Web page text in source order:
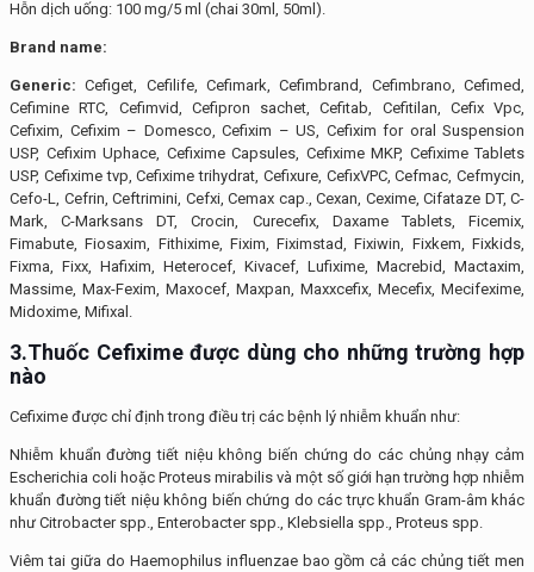
Hỗn dịch uống: 100 mg/5 ml (chai 30ml, 50ml).
Brand name:
Generic:Cefiget, Cefilife, Cefimark, Cefimbrand, Cefimbrano, Cefimed,
Cefimine RTC, Cefimvid, Cefipron sachet, Cefitab, Cefitilan, Cefix Vpc,
Cefixim, Cefixim – Domesco, Cefixim – US, Cefixim for oral Suspension
USP, Cefixim Uphace, Cefixime Capsules, Cefixime MKP, Cefixime Tablets
USP, Cefixime tvp, Cefixime trihydrat, Cefixure, CefixVPC, Cefmac, Cefmycin,
Cefo-L, Cefrin, Ceftrimini, Cefxi, Cemax cap., Cexan, Cexime, Cifataze DT, C-
Mark, C-Marksans DT, Crocin, Curecefix, Daxame Tablets, Ficemix,
Fimabute, Fiosaxim, Fithixime, Fixim, Fiximstad, Fixiwin, Fixkem, Fixkids,
Fixma, Fixx, Hafixim, Heterocef, Kivacef, Lufixime, Macrebid, Mactaxim,
Massime, Max-Fexim, Maxocef, Maxpan, Maxxcefix, Mecefix, Mecifexime,
Midoxime, Mifixal.
3.Thuốc Cefixime được dùng cho những trường hợp
nào
Cefixime được chỉ định trong điều trị các bệnh lý nhiễm khuẩn như:
Nhiễm khuẩn đường tiết niệu không biến chứng do các chủng nhạy cảm
Escherichia coli hoặc Proteus mirabilis và một số giới hạn trường hợp nhiễm
khuẩn đường tiết niệu không biến chứng do các trực khuẩn Gram-âm khác
như Citrobacter spp., Enterobacter spp., Klebsiella spp., Proteus spp.
Viêm tai giữa do Haemophilus influenzae bao gồm cả các chủng tiết men